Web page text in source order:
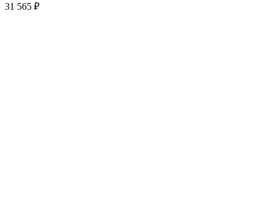
31 565 ₽